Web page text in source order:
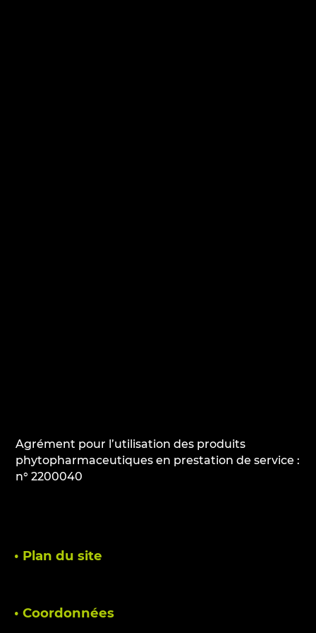
Agrément pour l’utilisation des produits
phytopharmaceutiques en prestation de service :
n° 2200040
• Plan du site
• Coordonnées